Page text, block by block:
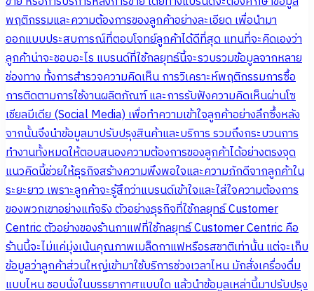
พฤติกรรมและความต้องการของลูกค้าอย่างละเอียด เพื่อนำมา
ออกแบบประสบการณ์ที่ตอบโจทย์ลูกค้าได้ดีที่สุด แทนที่จะคิดเองว่า
ลูกค้าน่าจะชอบอะไร แบรนด์ที่ใช้กลยุทธ์นี้จะรวบรวมข้อมูลจากหลาย
ช่องทาง ทั้งการสำรวจความคิดเห็น การวิเคราะห์พฤติกรรมการซื้อ
การติดตามการใช้งานผลิตภัณฑ์ และการรับฟังความคิดเห็นผ่านโซ
เชียลมีเดีย (Social Media) เพื่อทำความเข้าใจลูกค้าอย่างลึกซึ้งหลัง
จากนั้นจึงนำข้อมูลมาปรับปรุงสินค้าและบริการ รวมถึงกระบวนการ
ทำงานทั้งหมดให้ตอบสนองความต้องการของลูกค้าได้อย่างตรงจุด
แนวคิดนี้ช่วยให้ธุรกิจสร้างความพึงพอใจและความภักดีจากลูกค้าใน
ระยะยาว เพราะลูกค้าจะรู้สึกว่าแบรนด์เข้าใจและใส่ใจความต้องการ
ของพวกเขาอย่างแท้จริง ตัวอย่างธุรกิจที่ใช้กลยุทธ์ Customer
Centric ตัวอย่างของร้านกาแฟที่ใช้กลยุทธ์ Customer Centric คือ
ร้านนี้จะไม่แค่มุ่งเน้นคุณภาพเมล็ดกาแฟหรือรสชาติเท่านั้น แต่จะเก็บ
ข้อมูลว่าลูกค้าส่วนใหญ่เข้ามาใช้บริการช่วงเวลาไหน มักสั่งเครื่องดื่ม
แบบไหน ชอบนั่งในบรรยากาศแบบใด แล้วนำข้อมูลเหล่านี้มาปรับปรุง